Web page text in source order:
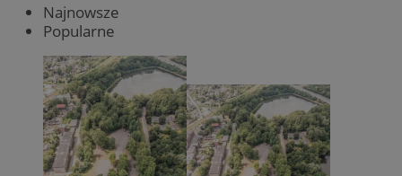
Najnowsze
Popularne